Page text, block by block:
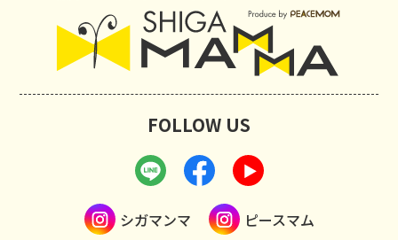
FOLLOW US
シガマンマ ピースマム